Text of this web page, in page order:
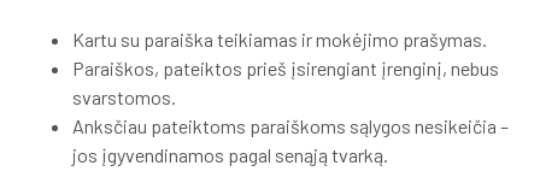
Kartu su paraiška teikiamas ir mokėjimo prašymas.
Paraiškos, pateiktos prieš įsirengiant įrenginį, nebus
svarstomos.
Anksčiau pateiktoms paraiškoms sąlygos nesikeičia –
jos įgyvendinamos pagal senąją tvarką.